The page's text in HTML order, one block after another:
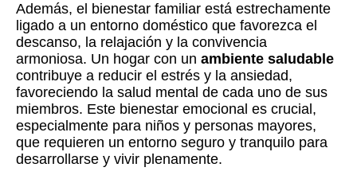
Además, el bienestar familiar está estrechamente
ligado a un entorno doméstico que favorezca el
descanso, la relajación y la convivencia
armoniosa. Un hogar con un ambiente saludable
contribuye a reducir el estrés y la ansiedad,
favoreciendo la salud mental de cada uno de sus
miembros. Este bienestar emocional es crucial,
especialmente para niños y personas mayores,
que requieren un entorno seguro y tranquilo para
desarrollarse y vivir plenamente.